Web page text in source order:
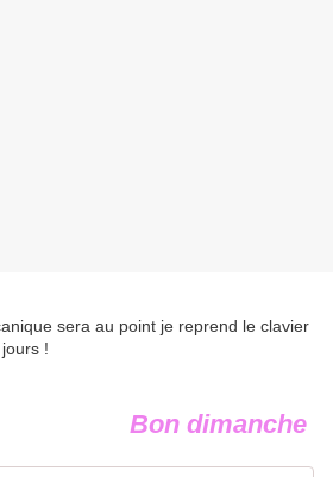
sera au point je reprend le clavier
!
Bon dimanche